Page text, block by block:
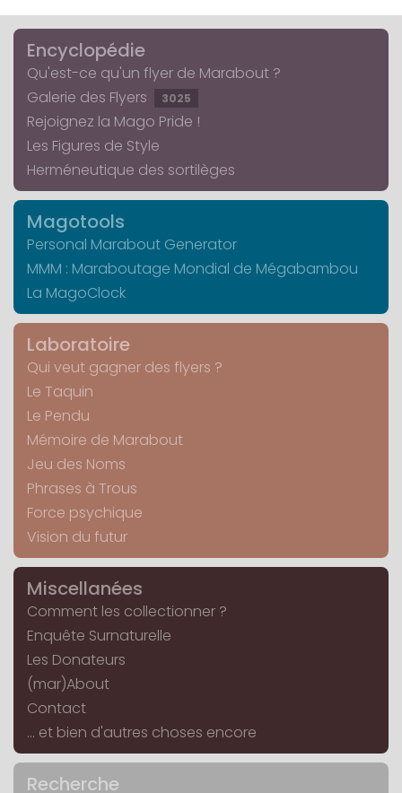
Encyclopédie
Qu'est-ce qu'un flyer de Marabout ?
Galerie des Flyers
3025
Rejoignez la Mago Pride !
Les Figures de Style
Herméneutique des sortilèges
Magotools
Personal Marabout Generator
MMM : Maraboutage Mondial de Mégabambou
La MagoClock
Laboratoire
Qui veut gagner des flyers ?
Le Taquin
Le Pendu
Mémoire de Marabout
Jeu des Noms
Phrases à Trous
Force psychique
Vision du futur
Miscellanées
Comment les collectionner ?
Enquête Surnaturelle
Les Donateurs
(mar)About
Contact
... et bien d'autres choses encore
Recherche